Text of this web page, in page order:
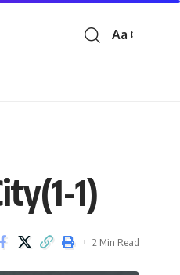
Font
Aa
1)
2 Min Read